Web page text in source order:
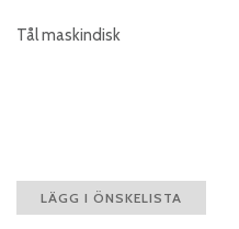
Tål maskindisk
LÄGG I ÖNSKELISTA